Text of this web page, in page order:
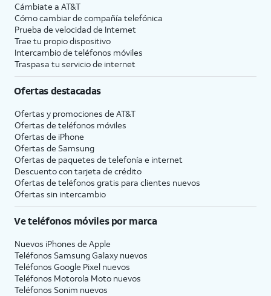
Cámbiate a AT&T
Cómo cambiar de compañía telefónica
Prueba de velocidad de Internet
Trae tu propio dispositivo
Intercambio de teléfonos móviles
Traspasa tu servicio de internet
Ofertas destacadas
Ofertas y promociones de AT&T
Ofertas de teléfonos móviles
Ofertas de iPhone
Ofertas de Samsung
Ofertas de paquetes de telefonía e internet
Descuento con tarjeta de crédito
Ofertas de teléfonos gratis para clientes nuevos
Ofertas sin intercambio
Ve teléfonos móviles por marca
Nuevos iPhones de Apple
Teléfonos Samsung Galaxy nuevos
Teléfonos Google Pixel nuevos
Teléfonos Motorola Moto nuevos
Teléfonos Sonim nuevos